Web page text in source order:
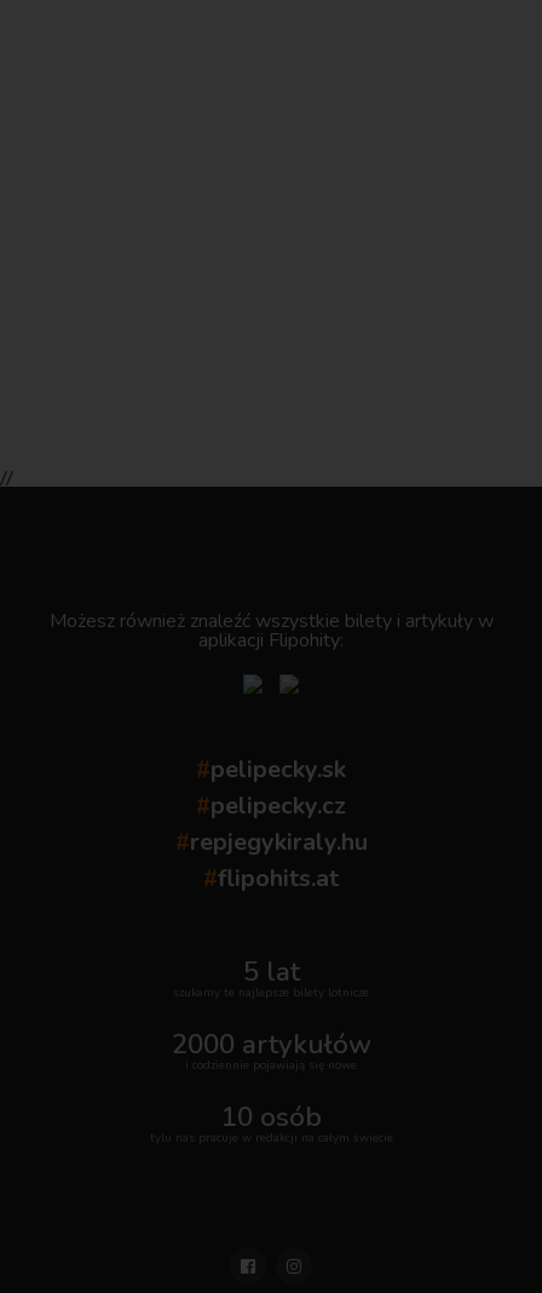
//
Możesz również znaleźć wszystkie bilety i artykuły w
aplikacji Flipohity:
#pelipecky.sk
#pelipecky.cz
#repjegykiraly.hu
#flipohits.at
5 lat
szukamy te najlepsze bilety lotnicze
2000 artykułów
i codziennie pojawiają się nowe
10 osób
tylu nas pracuje w redakcji na całym świecie